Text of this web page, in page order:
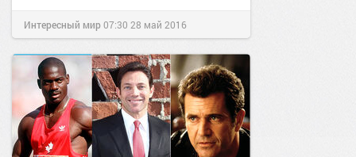
Интересный мир07:30 28 май 2016